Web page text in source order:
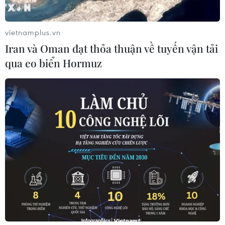
Đồng Nai: Phát hiện một bác sỹ sử dụng
bằng giả để hành nghề
19/06/2020 12:05
Tuy nhiên, qua xác minh nhiều lần tại Trường Đại học Y
dược Thành phố Hồ Chí Minh, bằng tốt nghiệp trước đó
của bà Trần Xuân Ngọc không có trong hồ sơ của nhà
trường.
vietnamplus.vn
Iran và Oman đạt thỏa thuận về tuyến vận tải
qua eo biển Hormuz